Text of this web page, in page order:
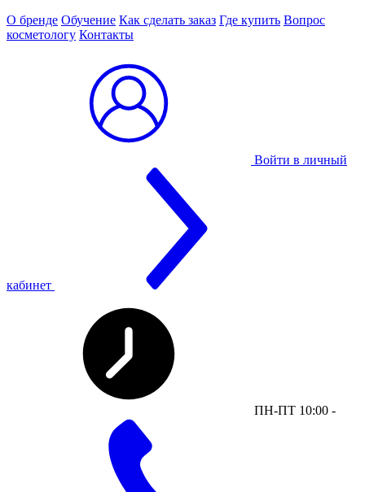
О бренде Обучение Как сделать заказ Где купить Вопрос
косметологу Контакты
Войти в личный
кабинет
ПН-ПТ 10:00 -